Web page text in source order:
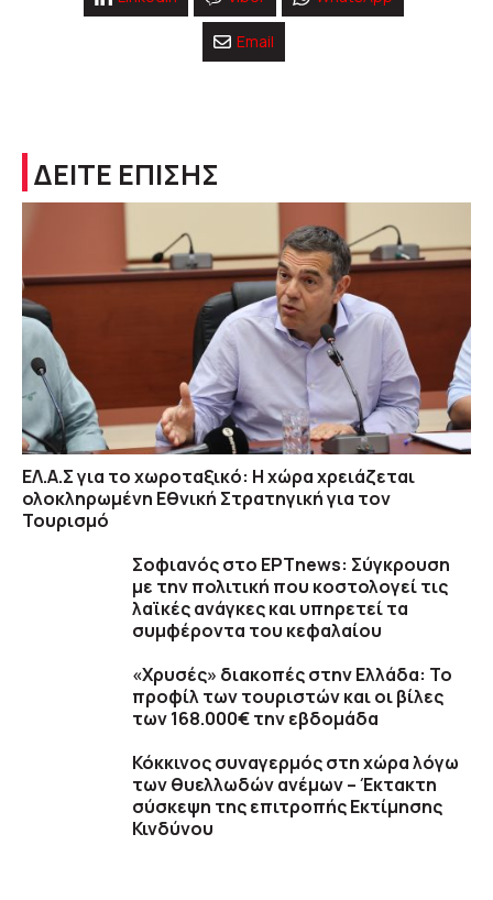
Email
ΔΕΙΤΕ ΕΠΙΣΗΣ
ΕΛ.Α.Σ για το χωροταξικό: Η χώρα χρειάζεται
ολοκληρωμένη Εθνική Στρατηγική για τον
Τουρισμό
Σοφιανός στο ΕΡΤnews: Σύγκρουση
με την πολιτική που κοστολογεί τις
λαϊκές ανάγκες και υπηρετεί τα
συμφέροντα του κεφαλαίου
«Χρυσές» διακοπές στην Ελλάδα: Το
προφίλ των τουριστών και οι βίλες
των 168.000€ την εβδομάδα
Κόκκινος συναγερμός στη χώρα λόγω
των θυελλωδών ανέμων – Έκτακτη
σύσκεψη της επιτροπής Εκτίμησης
Κινδύνου